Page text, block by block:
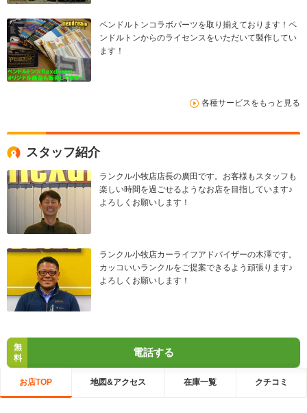
ペンドルトンコラボパーツを取り揃えております！ペ
ンドルトンからのライセンスをいただいて製作してい
ます！
各種サービスをもっと見る
スタッフ紹介
ランクル小牧店店長の廣田です。お客様もスタッフも
楽しい時間を過ごせるようなお店を目指しています♪
よろしくお願いします！
ランクル小牧店カーライフアドバイザーの木澤です。
カッコいいランクルをご提案できるよう頑張ります♪
よろしくお願いします！
無
料
電話する
お店TOP 地図&アクセス 在庫一覧 クチコミ